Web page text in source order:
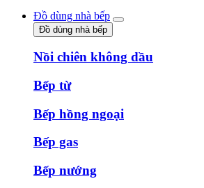
Đồ dùng nhà bếp
Đồ dùng nhà bếp
Nồi chiên không dầu
Bếp từ
Bếp hồng ngoại
Bếp gas
Bếp nướng